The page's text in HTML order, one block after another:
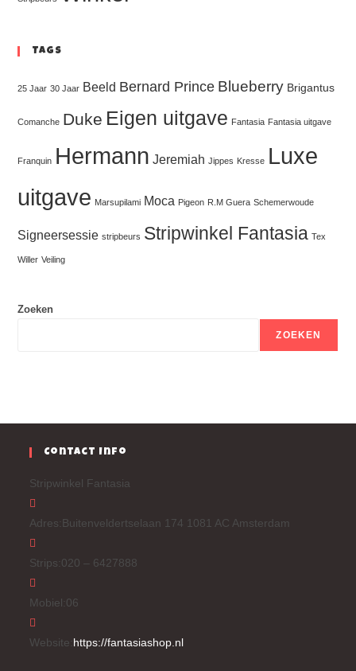
Tags
25 Jaar 30 Jaar Beeld Bernard Prince Blueberry Brigantus
Comanche Duke Eigen uitgave Fantasia Fantasia uitgave
Franquin Hermann Jeremiah Jippes Kresse Luxe
uitgave Marsupilami Moca Pigeon R.M Guera Schemerwoude
Signeersessie stripbeurs Stripwinkel Fantasia Tex
Willer Veiling
Zoeken
ZOEKEN
Contact Info
Stripwinkel Fantasia
Adres: Buitenveldertselaan 174 1081 AC Amsterdam
Strips: 020 – 6427888
Mobiel: 06
Website: https://fantasiashop.nl